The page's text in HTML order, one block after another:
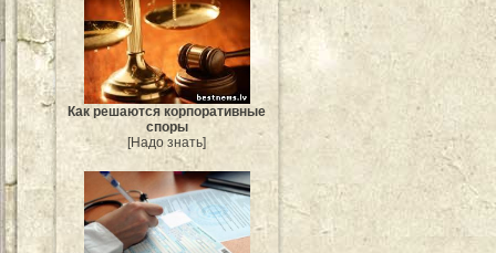
Как решаются корпоративные
споры
[Надо знать]